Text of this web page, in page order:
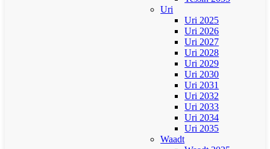
Uri
Uri 2025
Uri 2026
Uri 2027
Uri 2028
Uri 2029
Uri 2030
Uri 2031
Uri 2032
Uri 2033
Uri 2034
Uri 2035
Waadt